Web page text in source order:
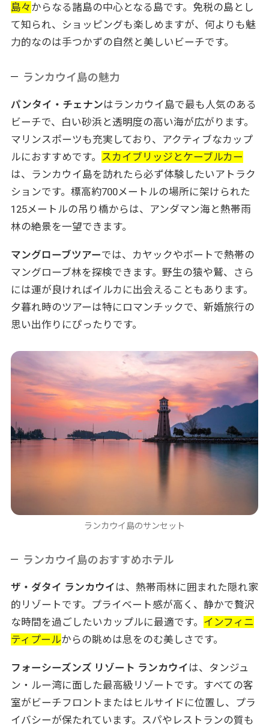
島々 からなる諸島の中心となる島です。免税の島とし
て知られ、ショッピングも楽しめますが、何よりも魅
力的なのは手つかずの自然と美しいビーチです。
ランカウイ島の魅力
パンタイ・チェナンはランカウイ島で最も人気のある
ビーチで、白い砂浜と透明度の高い海が広がります。
マリンスポーツも充実しており、アクティブなカップ
ルにおすすめです。
スカイブリッジとケーブルカー
は、ランカウイ島を訪れたら必ず体験したいアトラク
ションです。標高約700メートルの場所に架けられた
125メートルの吊り橋からは、アンダマン海と熱帯雨
林の絶景を一望できます。
マングローブツアーでは、カヤックやボートで熱帯の
マングローブ林を探検できます。野生の猿や鷲、さら
には運が良ければイルカに出会えることもあります。
夕暮れ時のツアーは特にロマンチックで、新婚旅行の
思い出作りにぴったりです。
ランカウイ島のサンセット
ランカウイ島のおすすめホテル
ザ・ダタイ ランカウイ は、熱帯雨林に囲まれた隠れ家
的リゾートです。プライベート感が高く、静かで贅沢
な時間を過ごしたいカップルに最適です。 インフィニ
ティプールからの眺めは息をのむ美しさです。
フォーシーズンズ リゾート ランカウイ は、タンジュ
ン・ルー湾に面した最高級リゾートです。すべての客
室がビーチフロントまたはヒルサイドに位置し、プラ
イバシーが保たれています。スパやレストランの質も